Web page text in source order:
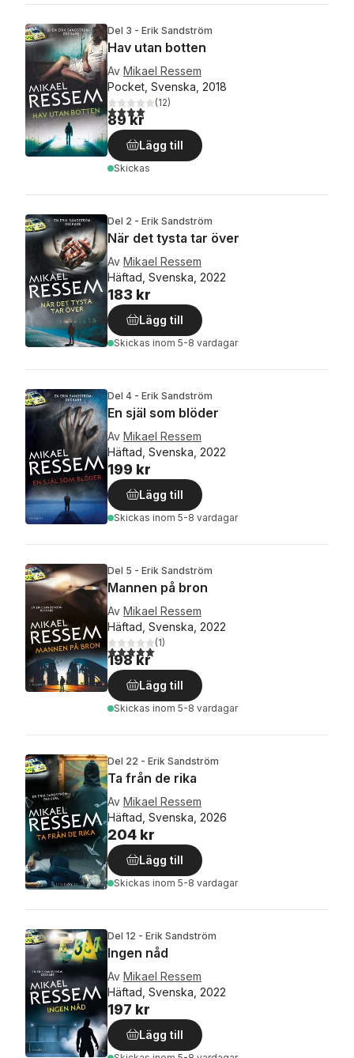
Del 3 - Erik Sandström
Hav utan botten
Av Mikael Ressem
Pocket, Svenska, 2018
4,0utav 5 stjärnor. Totalt antal röster:
(12)
89 kr
Lägg till
Skickas
Del 2 - Erik Sandström
När det tysta tar över
Av Mikael Ressem
Häftad, Svenska, 2022
183 kr
Lägg till
Skickas inom 5-8 vardagar
Del 4 - Erik Sandström
En själ som blöder
Av Mikael Ressem
Häftad, Svenska, 2022
199 kr
Lägg till
Skickas inom 5-8 vardagar
Del 5 - Erik Sandström
Mannen på bron
Av Mikael Ressem
Häftad, Svenska, 2022
5,0utav 5 stjärnor. Totalt antal röster:
(1)
198 kr
Lägg till
Skickas inom 5-8 vardagar
Del 22 - Erik Sandström
Ta från de rika
Av Mikael Ressem
Häftad, Svenska, 2026
204 kr
Lägg till
Skickas inom 5-8 vardagar
Del 12 - Erik Sandström
Ingen nåd
Av Mikael Ressem
Häftad, Svenska, 2022
197 kr
Lägg till